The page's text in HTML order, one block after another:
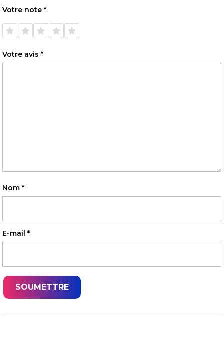
Votre note *
1 étoile
sur 5
2 étoiles
sur 5
3 étoiles
sur 5
4 étoiles
sur 5
5 étoiles
sur 5
Votre avis *
Nom *
E-mail *